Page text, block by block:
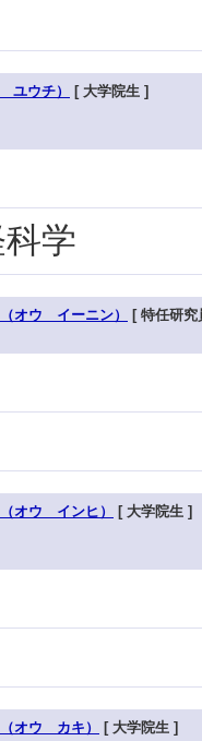
ウチ） [ 大学院生 ]
学
オウ イーニン） [ 特任研究
オウ インヒ） [ 大学院生 ]
オウ カキ） [ 大学院生 ]